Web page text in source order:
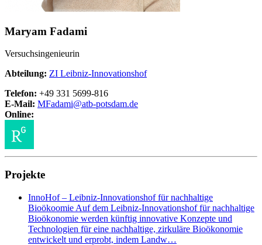
Maryam Fadami
Versuchsingenieurin
Abteilung: ZI Leibniz-Innovationshof
Telefon: +49 331 5699-816
E-Mail: MFadami@atb-potsdam.de
Online:
Projekte
InnoHof – Leibniz-Innovationshof für nachhaltige
Bioökoomie Auf dem Leibniz-Innovationshof für nachhaltige
Bioökonomie werden künftig innovative Konzepte und
Technologien für eine nachhaltige, zirkuläre Bioökonomie
entwickelt und erprobt, indem Landw…